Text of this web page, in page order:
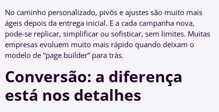
No caminho personalizado, pivôs e ajustes são muito mais
ágeis depois da entrega inicial. E a cada campanha nova,
pode-se replicar, simplificar ou sofisticar, sem limites. Muitas
empresas evoluem muito mais rápido quando deixam o
modelo de “page builder” para trás.
Conversão: a diferença
está nos detalhes